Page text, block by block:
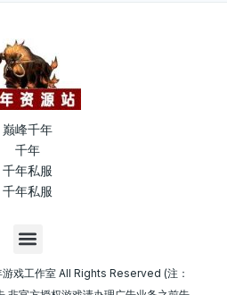
巅峰千年
千年
千年私服
千年私服
M
e
n
戏工作室 All Rights Reserved (注：